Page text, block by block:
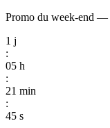
Promo du week-end —
1 j
:
05 h
:
21 min
:
44 s